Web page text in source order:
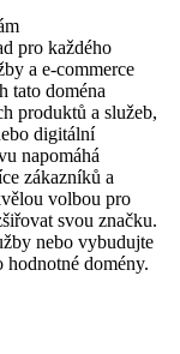
pro každého
a e-commerce
tato doména
produktů a služeb,
digitální
napomáhá
zákazníků a
volbou pro
svou značku.
nebo vybudujte
domény.